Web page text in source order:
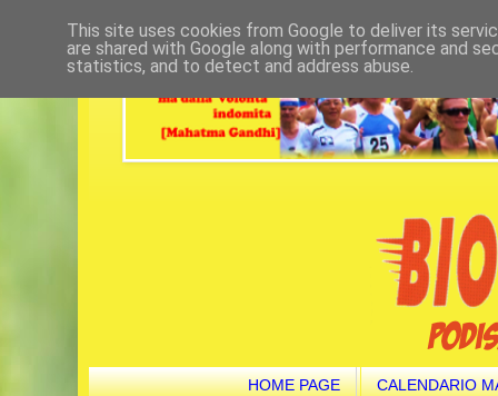
HOME PAGE CALENDARIO
This site uses cookies from Google to deliver its
are shared with Google along with performance and
statistics, and to detect and address abuse.